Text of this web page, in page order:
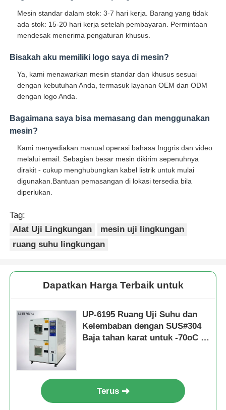
Mesin standar dalam stok: 3-7 hari kerja. Barang yang tidak
ada stok: 15-20 hari kerja setelah pembayaran. Permintaan
mendesak menerima pengaturan khusus.
Bisakah aku memiliki logo saya di mesin?
Ya, kami menawarkan mesin standar dan khusus sesuai
dengan kebutuhan Anda, termasuk layanan OEM dan ODM
dengan logo Anda.
Bagaimana saya bisa memasang dan menggunakan
mesin?
Kami menyediakan manual operasi bahasa Inggris dan video
melalui email. Sebagian besar mesin dikirim sepenuhnya
dirakit - cukup menghubungkan kabel listrik untuk mulai
digunakan.Bantuan pemasangan di lokasi tersedia bila
diperlukan.
Tag:
Alat Uji Lingkungan
mesin uji lingkungan
ruang suhu lingkungan
Dapatkan Harga Terbaik untuk
UP-6195 Ruang Uji Suhu dan
Kelembaban dengan SUS#304
Baja tahan karat untuk -70oC ~
Terus